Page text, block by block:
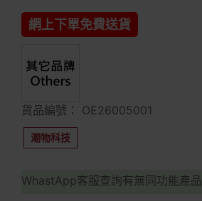
網上下單免費送貨
貨品編號： OE26005001
潮物科技
WhastApp客服查詢有無同功能產品